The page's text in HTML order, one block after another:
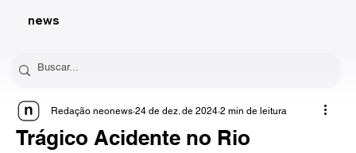
news
Trágico Acidente no Rio
Redação neonews 24 de dez. de 2024 2 min de leitura